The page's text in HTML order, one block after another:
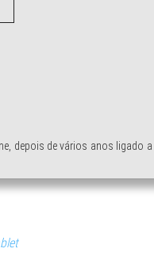
depois de vários anos ligado